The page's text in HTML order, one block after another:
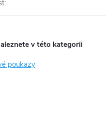
:
v této kategorii
poukazy